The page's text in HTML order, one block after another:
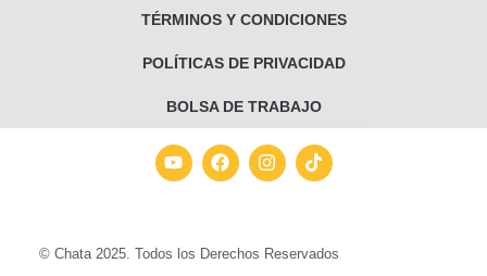
TÉRMINOS Y CONDICIONES
POLÍTICAS DE PRIVACIDAD
BOLSA DE TRABAJO
© Chata 2025. Todos los Derechos Reservados